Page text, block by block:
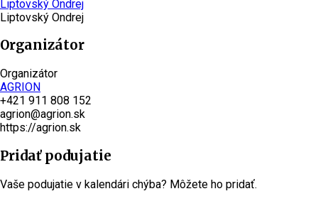
Liptovský Ondrej
Liptovský Ondrej
Organizátor
Organizátor
AGRION
+421 911 808 152
agrion@agrion.sk
https://agrion.sk
Pridať podujatie
Vaše podujatie v kalendári chýba? Môžete ho pridať.